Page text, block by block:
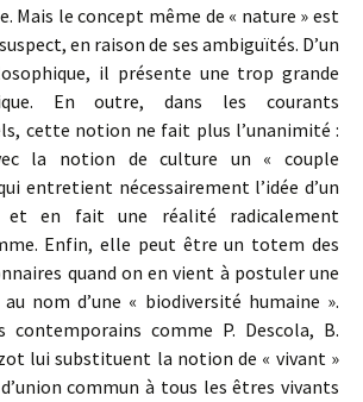
Mais le concept même de « nature » est
en raison de ses ambiguïtés. D’un
il présente une trop grande
En outre, dans les courants
cette notion ne fait plus l’unanimité :
la notion de culture un « couple
entretient nécessairement l’idée d’un
et en fait une réalité radicalement
Enfin, elle peut être un totem des
quand on en vient à postuler une
nom d’une « biodiversité humaine ».
contemporains comme P. Descola, B.
lui substituent la notion de « vivant »
commun à tous les êtres vivants